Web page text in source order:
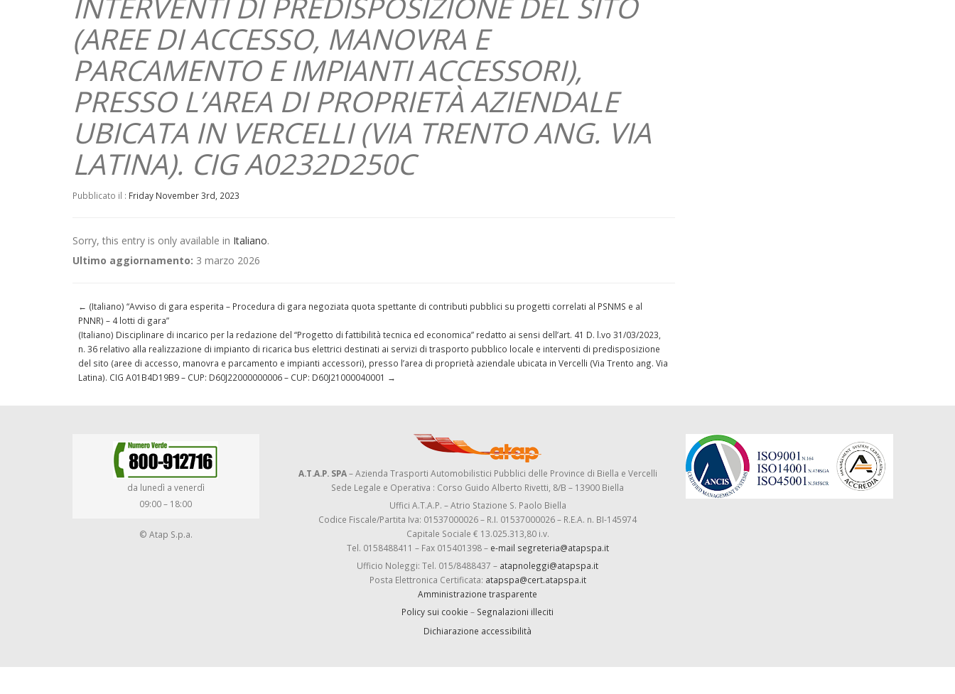
(AREE DI ACCESSO, MANOVRA E
PARCAMENTO E IMPIANTI ACCESSORI),
PRESSO L’AREA DI PROPRIETÀ AZIENDALE
UBICATA IN VERCELLI (VIA TRENTO ANG. VIA
LATINA). CIG A0232D250C
Pubblicato il : Friday November 3rd, 2023
Sorry, this entry is only available in Italiano.
Ultimo aggiornamento: 3 marzo 2026
← (Italiano) “Avviso di gara esperita – Procedura di gara negoziata quota spettante di contributi pubblici su progetti correlati al PSNMS e al
PNNR) – 4 lotti di gara”
(Italiano) Disciplinare di incarico per la redazione del “Progetto di fattibilità tecnica ed economica” redatto ai sensi dell’art. 41 D. l.vo 31/03/2023,
n. 36 relativo alla realizzazione di impianto di ricarica bus elettrici destinati ai servizi di trasporto pubblico locale e interventi di predisposizione
del sito (aree di accesso, manovra e parcamento e impianti accessori), presso l’area di proprietà aziendale ubicata in Vercelli (Via Trento ang. Via
Latina). CIG A01B4D19B9 – CUP: D60J22000000006 – CUP: D60J21000040001 →
da lunedì a venerdì
09:00 – 18:00
© Atap S.p.a.
A.T.A.P. SPA– Azienda Trasporti Automobilistici Pubblici delle Province di Biella e Vercelli
Sede Legale e Operativa : Corso Guido Alberto Rivetti, 8/B – 13900 Biella
Uffici A.T.A.P. – Atrio Stazione S. Paolo Biella
Codice Fiscale/Partita Iva: 01537000026 – R.I. 01537000026 – R.E.A. n. BI-145974
Capitale Sociale € 13.025.313,80 i.v.
Tel. 0158488411 – Fax 015401398 – e-mail segreteria@atapspa.it
Ufficio Noleggi: Tel. 015/8488437 – atapnoleggi@atapspa.it
Posta Elettronica Certificata: atapspa@cert.atapspa.it
Amministrazione trasparente
Policy sui cookie – Segnalazioni illeciti
Dichiarazione accessibilità